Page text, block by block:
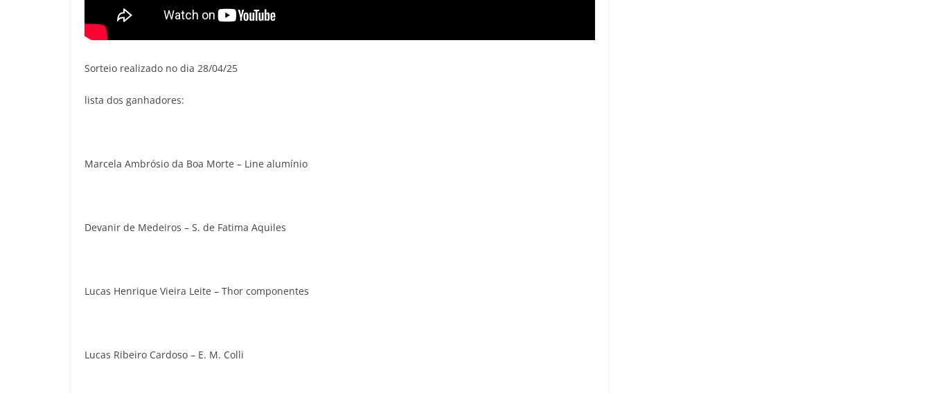
Sorteio realizado no dia 28/04/25
lista dos ganhadores:
Marcela Ambrósio da Boa Morte – Line alumínio
Devanir de Medeiros – S. de Fatima Aquiles
Lucas Henrique Vieira Leite – Thor componentes
Lucas Ribeiro Cardoso – E. M. Colli